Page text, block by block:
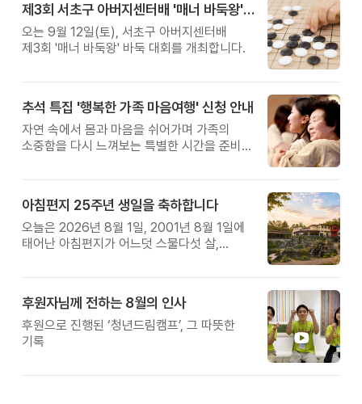
제3회 서초구 아버지센터배 '매너 바둑왕' 대회
오는 9월 12일(토), 서초구 아버지센터배
제3회 '매너 바둑왕' 바둑 대회를 개최합니다.
추석 특집 '행복한 가족 마음여행' 신청 안내
자연 속에서 몸과 마음을 쉬어가며 가족의
소중함을 다시 느껴보는 특별한 시간을 준비해
아침편지 25주년 생일을 축하합니다
오늘은 2026년 8월 1일, 2001년 8월 1일에
태어난 아침편지가 어느덧 스물다섯 살,
후원자님께 전하는 8월의 인사
후원으로 진행된 ‘청년드림캠프’, 그 따뜻한
기록